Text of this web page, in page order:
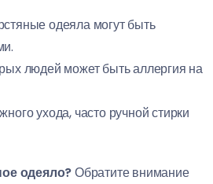
одеяла могут быть
людей может быть аллергия на
ухода, часто ручной стирки
одеяло?Обратите внимание